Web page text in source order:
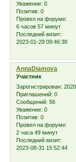
Уважение: 0
Позитив: 0
Провел на форуме:
6 часов 57 минут
Последний визит:
2023-01-29 09:46:38
AnnaDiamova
Участник
Зарегистрирован:
Приглашений: 0
Сообщений: 56
Уважение: 0
Позитив: 0
Провел на форуме:
2 часа 49 минут
Последний визит:
2023-08-31 15:52:44